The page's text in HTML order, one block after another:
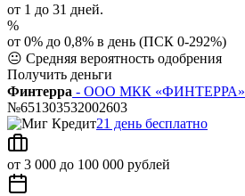
от 1 до 31 дней.
%
от 0% до 0,8% в день (ПСК 0-292%)
😐 Средняя вероятность одобрения
Получить деньги
Финтерра - ООО МКК «ФИНТЕРРА»
№651303532002603
21 день бесплатно
от 3 000 до 100 000 рублей